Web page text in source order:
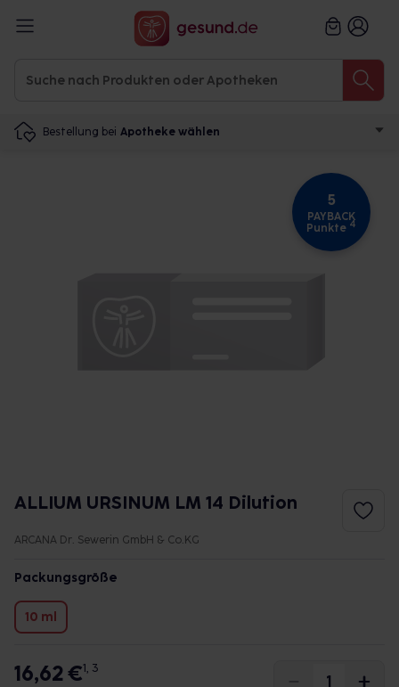
Bestellung bei Apotheke wählen
5
PAYBACK
Punkte 4
ALLIUM URSINUM LM 14 Dilution
ARCANA Dr. Sewerin GmbH & Co.KG
Packungsgröße
10 ml
16,62 €1, 3